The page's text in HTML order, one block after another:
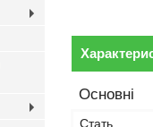
Основні
Стать